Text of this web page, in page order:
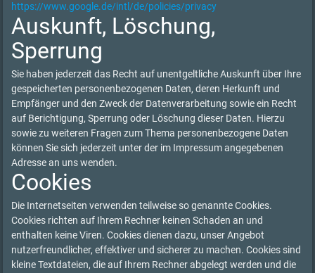
https://www.google.de/intl/de/policies/privacy
Auskunft, Löschung,
Sperrung
Sie haben jederzeit das Recht auf unentgeltliche Auskunft über Ihre
gespeicherten personenbezogenen Daten, deren Herkunft und
Empfänger und den Zweck der Datenverarbeitung sowie ein Recht
auf Berichtigung, Sperrung oder Löschung dieser Daten. Hierzu
sowie zu weiteren Fragen zum Thema personenbezogene Daten
können Sie sich jederzeit unter der im Impressum angegebenen
Adresse an uns wenden.
Cookies
Die Internetseiten verwenden teilweise so genannte Cookies.
Cookies richten auf Ihrem Rechner keinen Schaden an und
enthalten keine Viren. Cookies dienen dazu, unser Angebot
nutzerfreundlicher, effektiver und sicherer zu machen. Cookies sind
kleine Textdateien, die auf Ihrem Rechner abgelegt werden und die